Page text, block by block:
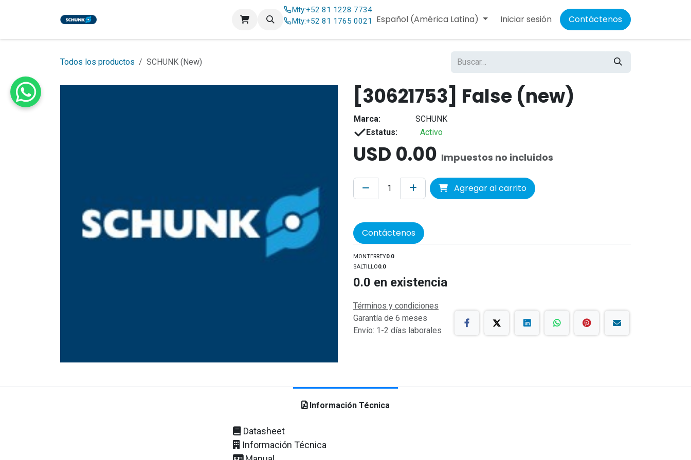
Contáctenos
Mty:+52 81 1228 7734
Mty:+52 81 1765 0021 Español (América Latina) Iniciar sesión Contáctenos
Todos los productos SCHUNK (New)
[30621753] False (new)
Marca:
SCHUNK
Estatus:
Activo
USD 0.00 Impuestos no incluidos
Agregar al carrito
Contáctenos
MONTERREY0.0
SALTILLO0.0
0.0 en existencia
Términos y condiciones
Garantía de 6 meses
Envío: 1-2 días laborales
Información Técnica
Datasheet
Información Técnica